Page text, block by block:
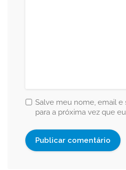
Salve meu nome, email e
para a próxima vez que